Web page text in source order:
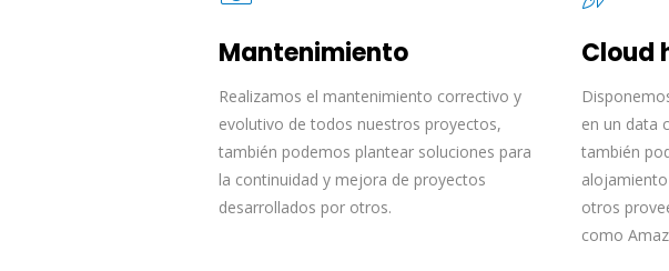
Mantenimiento
Realizamos el mantenimiento correctivo y
evolutivo de todos nuestros proyectos,
también podemos plantear soluciones para
la continuidad y mejora de proyectos
desarrollados por otros.
Cloud
en un data
también
otros
como